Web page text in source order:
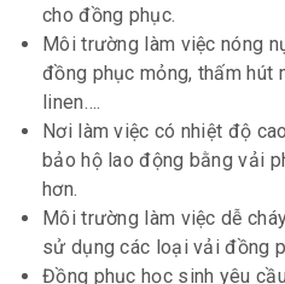
cho đồng phục.
Môi trường làm việc nóng
đồng phục mỏng, thấm hút
linen….
Nơi làm việc có nhiệt độ
bảo hộ lao động bằng vải
hơn.
Môi trường làm việc dễ
sử dụng các loại vải đồng
Đồng phục học sinh yêu